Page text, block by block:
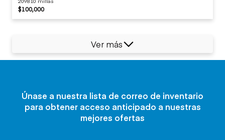
$100,000
Ver más
Únase a nuestra lista de correo de inventario
para obtener acceso anticipado a nuestras
mejores ofertas